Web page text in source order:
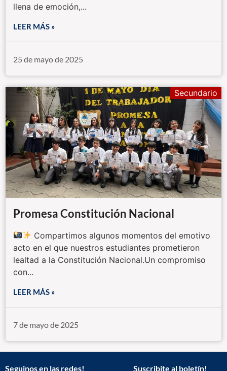
llena de emoción,...
LEER MÁS »
25 de mayo de 2025
Promesa Constitución Nacional
Compartimos algunos momentos del emotivo
acto en el que nuestros estudiantes prometieron
lealtad a la Constitución Nacional.Un compromiso
con...
LEER MÁS »
Secundario
7 de mayo de 2025
Suscribite al boletín!
Seguinos en las redes!